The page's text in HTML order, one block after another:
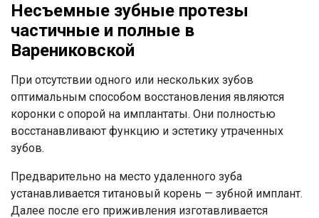
Несъемные зубные протезы
частичные и полные в
Варениковской
При отсутствии одного или нескольких зубов
оптимальным способом восстановления являются
коронки с опорой на имплантаты. Они полностью
восстанавливают функцию и эстетику утраченных
зубов.
Предварительно на место удаленного зуба
устанавливается титановый корень — зубной имплант.
Далее после его приживления изготавливается